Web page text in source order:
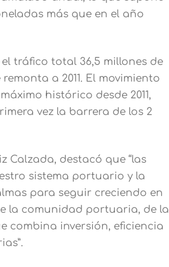
más que en el año
el tráfico total 36,5 millones de
a 2011. El movimiento
histórico desde 2011,
vez la barrera de los 2
Calzada, destacó que “las
sistema portuario y la
para seguir creciendo en
la comunidad portuaria, de la
combina inversión, eficiencia